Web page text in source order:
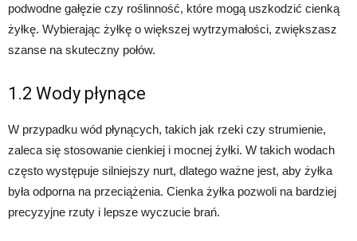
podwodne gałęzie czy roślinność, które mogą uszkodzić cienką
żyłkę. Wybierając żyłkę o większej wytrzymałości, zwiększasz
szanse na skuteczny połów.
1.2 Wody płynące
W przypadku wód płynących, takich jak rzeki czy strumienie,
zaleca się stosowanie cienkiej i mocnej żyłki. W takich wodach
często występuje silniejszy nurt, dlatego ważne jest, aby żyłka
była odporna na przeciążenia. Cienka żyłka pozwoli na bardziej
precyzyjne rzuty i lepsze wyczucie brań.